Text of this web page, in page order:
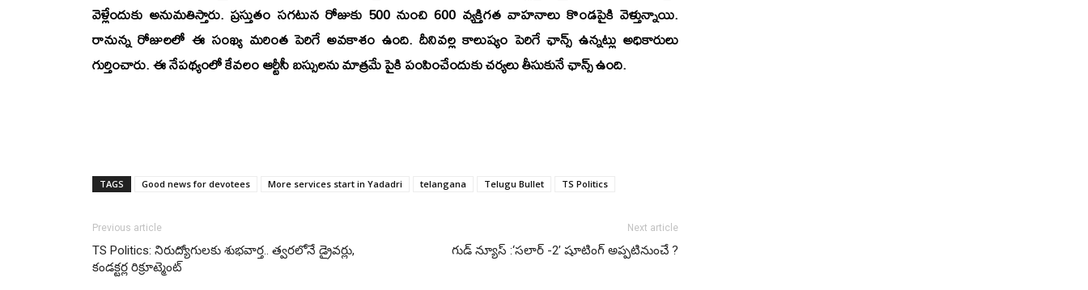
వెళ్లేందుకు అనుమతిస్తారు. ప్రస్తుతం సగటున రోజుకు 500 నుంచి 600 వ్యక్తిగత వాహనాలు కొండపైకి వెళ్తున్నాయి.
రానున్న రోజులలో ఈ సంఖ్య మరింత పెరిగే అవకాశం ఉంది. దీనివల్ల కాలుష్యం పెరిగే ఛాన్స్ ఉన్నట్లు అధికారులు
గుర్తించారు. ఈ నేపథ్యంలో కేవలం ఆర్టీసీ బస్సులను మాత్రమే పైకి పంపించేందుకు చర్యలు తీసుకునే ఛాన్స్ ఉంది.
TAGS Good news for devotees More services start in Yadadri telangana Telugu Bullet TS Politics
Previous article
TS Politics: నిరుద్యోగులకు శుభవార్త.. త్వరలోనే డ్రైవర్లు,
కండక్టర్ల రిక్రూట్మెంట్
Next article
గుడ్ న్యూస్ :‘సలార్ -2’ షూటింగ్ అప్పటినుంచే ?